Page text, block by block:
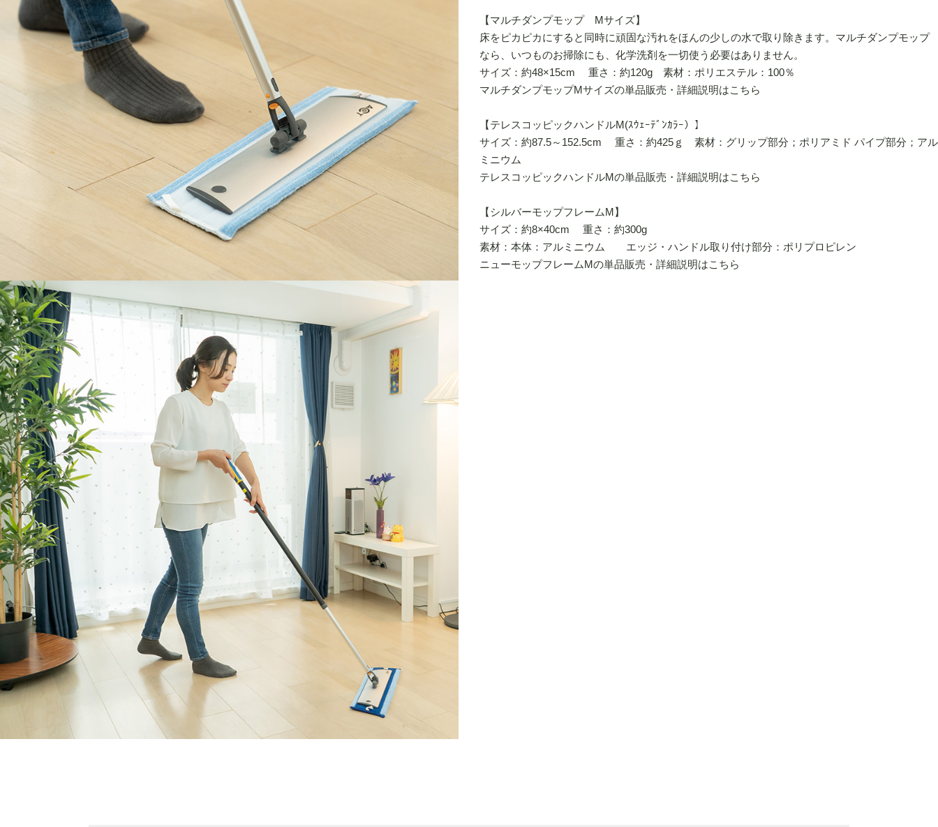
【マルチダンプモップ Mサイズ】
床をピカピカにすると同時に頑固な汚れをほんの少しの水で取り除きます。マルチダンプモップ
なら、いつものお掃除にも、化学洗剤を一切使う必要はありません。
サイズ：約48×15cm 重さ：約120g 素材：ポリエステル：100％
マルチダンプモップMサイズの単品販売・詳細説明はこちら
【テレスコッピックハンドルM(ｽｳｪｰﾃﾞﾝｶﾗｰ）】
サイズ：約87.5～152.5cm 重さ：約425ｇ 素材：グリップ部分；ポリアミド パイプ部分；アル
ミニウム
テレスコッピックハンドルMの単品販売・詳細説明はこちら
【シルバーモップフレームM】
サイズ：約8×40cm 重さ：約300g
素材：本体：アルミニウム エッジ・ハンドル取り付け部分：ポリプロピレン
ニューモップフレームMの単品販売・詳細説明はこちら